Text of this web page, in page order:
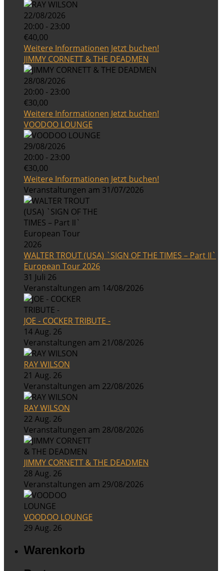
22/08/2026
20:00 - 23:00
€40,00
Weitere Informationen Jetzt buchen!
JIMMY CORNETT & THE DEADMEN
28/08/2026
20:00 - 23:00
€30,00
Weitere Informationen Jetzt buchen!
VOODOO LOUNGE
29/08/2026
20:00 - 23:00
€30,00
Weitere Informationen Jetzt buchen!
Veranstaltungen am 31/07/2026
WALTER TROUT (USA) `SIGN OF THE TIMES – Part II`
European Tour 2026
31 Juli 26
Veranstaltungen am 14/08/2026
JOE - COCKER TRIBUTE -
14 Aug. 26
Veranstaltungen am 21/08/2026
RAY WILSON
21 Aug. 26
Veranstaltungen am 22/08/2026
RAY WILSON
22 Aug. 26
Veranstaltungen am 28/08/2026
JIMMY CORNETT & THE DEADMEN
28 Aug. 26
Veranstaltungen am 29/08/2026
VOODOO LOUNGE
29 Aug. 26
Warenkorb